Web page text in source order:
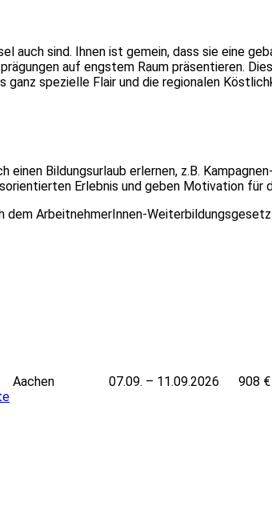
auch sind. Ihnen ist gemein, dass sie eine
auf engstem Raum präsentieren.
spezielle Flair und die regionalen
Bildungsurlaub erlernen, z.B.
Erlebnis und geben Motivation für
dem ArbeitnehmerInnen-Weiterbildungsgesetz
Aachen 07.09. – 11.09.2026 908 €